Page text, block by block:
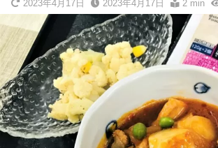
2023年4月17日 2023年4月17日 2 min